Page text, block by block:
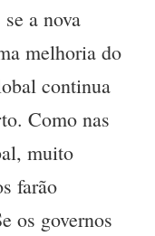
a nova
melhoria do
continua
Como nas
muito
farão
os governos